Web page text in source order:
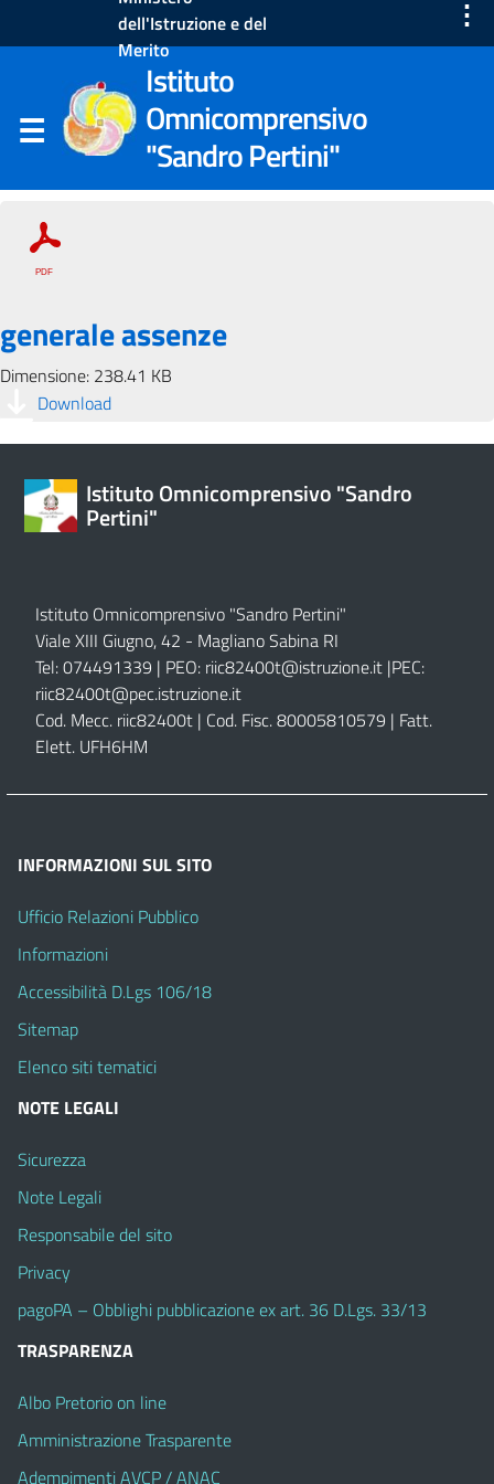
dell'Istruzione e del
Merito
⋮
Istituto
Omnicomprensivo
"Sandro Pertini"
generale assenze
Dimensione: 238.41 KB
Download
Istituto Omnicomprensivo "Sandro
Pertini"
Istituto Omnicomprensivo "Sandro Pertini"
Viale XIII Giugno, 42 - Magliano Sabina RI
Tel: 074491339 | PEO: riic82400t@istruzione.it |PEC:
riic82400t@pec.istruzione.it
Cod. Mecc. riic82400t | Cod. Fisc. 80005810579 | Fatt.
Elett. UFH6HM
INFORMAZIONI SUL SITO
Ufficio Relazioni Pubblico
Informazioni
Accessibilità D.Lgs 106/18
Sitemap
Elenco siti tematici
NOTE LEGALI
Sicurezza
Note Legali
Responsabile del sito
Privacy
pagoPA – Obblighi pubblicazione ex art. 36 D.Lgs. 33/13
TRASPARENZA
Albo Pretorio on line
Amministrazione Trasparente
Adempimenti AVCP / ANAC